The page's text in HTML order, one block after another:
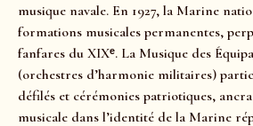
musique navale. En 1927, la Marine
formations musicales permanentes,
fanfares du XIXᵉ. La Musique des
(orchestres d’harmonie militaires)
défilés et cérémonies patriotiques,
musicale dans l’identité de la Marine